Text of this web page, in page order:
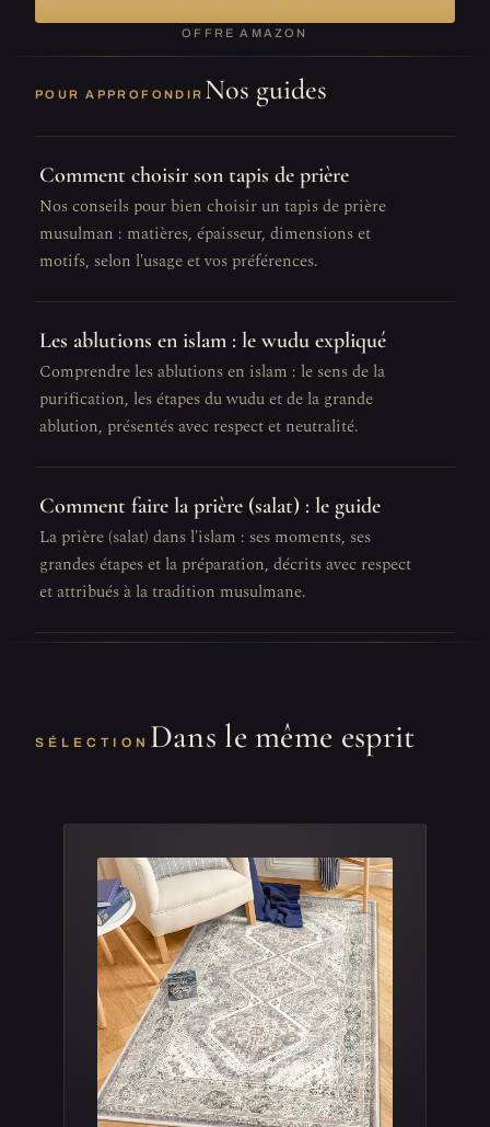
OFFRE AMAZON
POUR APPROFONDIR Nos guides
Comment choisir son tapis de prière
Nos conseils pour bien choisir un tapis de prière
musulman : matières, épaisseur, dimensions et
motifs, selon l'usage et vos préférences.
Les ablutions en islam : le wudu expliqué
Comprendre les ablutions en islam : le sens de la
purification, les étapes du wudu et de la grande
ablution, présentés avec respect et neutralité.
Comment faire la prière (salat) : le guide
La prière (salat) dans l'islam : ses moments, ses
grandes étapes et la préparation, décrits avec respect
et attribués à la tradition musulmane.
SÉLECTION Dans le même esprit